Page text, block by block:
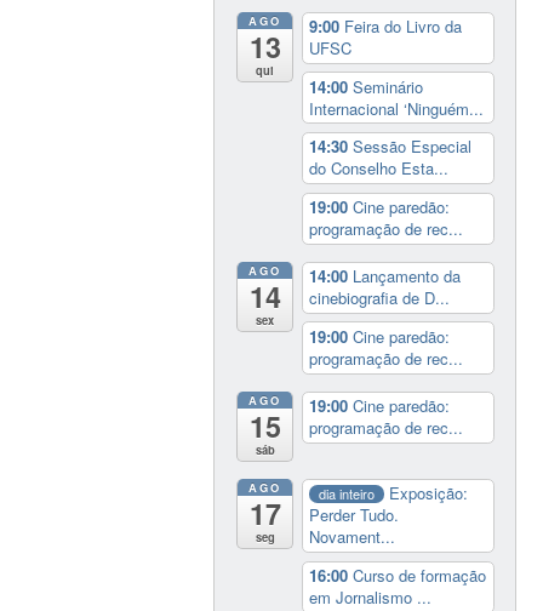
AGO
13
qui
9:00 Feira do Livro da
UFSC
14:00Seminário
Internacional ‘Ninguém...
14:30Sessão Especial
do Conselho Esta...
19:00Cine paredão:
programação de rec...
AGO
14
sex
14:00 Lançamento da
cinebiografia de D...
19:00Cine paredão:
programação de rec...
AGO
15
sáb
19:00Cine paredão:
programação de rec...
AGO
17
seg
dia inteiro
Exposição:
Perder Tudo.
Novament...
16:00Curso de formação
em Jornalismo ...